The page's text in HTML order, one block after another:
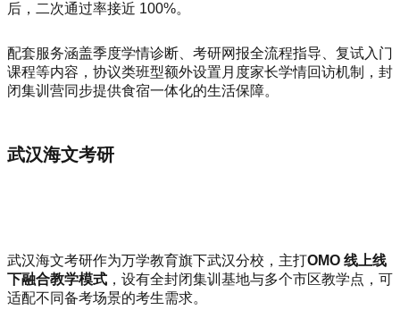
后，二次通过率接近 100%。
配套服务涵盖季度学情诊断、考研网报全流程指导、复试入门
课程等内容，协议类班型额外设置月度家长学情回访机制，封
闭集训营同步提供食宿一体化的生活保障。
武汉海文考研
武汉海文考研作为万学教育旗下武汉分校，主打OMO 线上线
下融合教学模式 ，设有全封闭集训基地与多个市区教学点，可
适配不同备考场景的考生需求。